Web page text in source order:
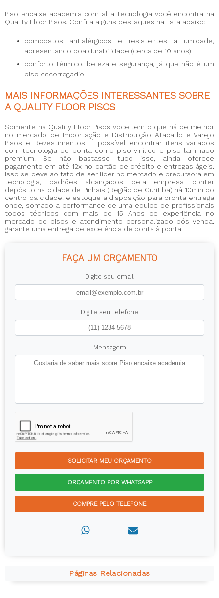
Piso encaixe academia com alta tecnologia você encontra na
Quality Floor Pisos. Confira alguns destaques na lista abaixo:
compostos antialérgicos e resistentes a umidade,
apresentando boa durabilidade (cerca de 10 anos)
conforto térmico, beleza e segurança, já que não é um
piso escorregadio
MAIS INFORMAÇÕES INTERESSANTES SOBRE
A QUALITY FLOOR PISOS
Somente na Quality Floor Pisos você tem o que há de melhor
no mercado de Importação e Distribuição Atacado e Varejo
Pisos e Revestimentos. É possível encontrar itens variados
com tecnologia de ponta como piso vinílico e piso laminado
premium. Se não bastasse tudo isso, ainda oferece
pagamento em até 12x no cartão de crédito e entregas ágeis.
Isso se deve ao fato de ser líder no mercado e precursora em
tecnologia, padrões alcançados pela empresa conter
depósito na cidade de Pinhais (Região de Curitiba) há 10min do
centro da cidade. e estoque a disposição para pronta entrega
onde, somado a performance de uma equipe de profissionais
todos técnicos com mais de 15 Anos de experiência no
mercado de pisos e atendimento personalizado pós venda,
garante uma entrega de excelência de ponta à ponta.
FAÇA UM ORÇAMENTO
Digite seu email
Digite seu telefone
Mensagem
SOLICITAR MEU ORÇAMENTO
ORÇAMENTO POR WHATSAPP
COMPRE PELO TELEFONE
Páginas Relacionadas